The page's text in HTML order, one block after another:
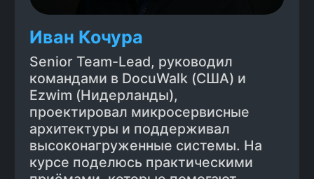
как отличить хороший
код от плохого и почему это важно
Критерии качества -
что значит думать системно
решения